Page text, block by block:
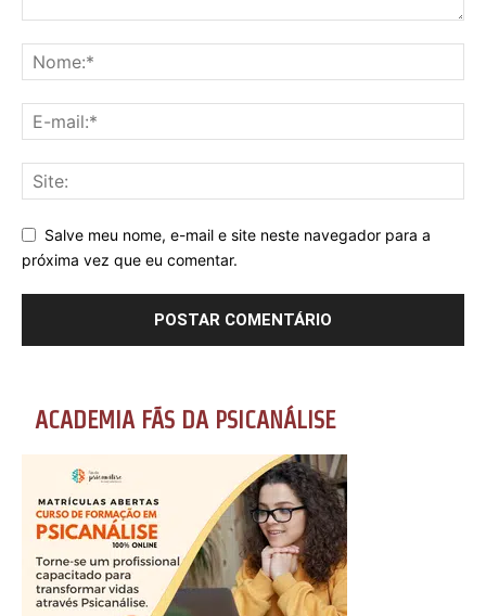
Salve meu nome, e-mail e site neste navegador para a
próxima vez que eu comentar.
ACADEMIA FÃS DA PSICANÁLISE